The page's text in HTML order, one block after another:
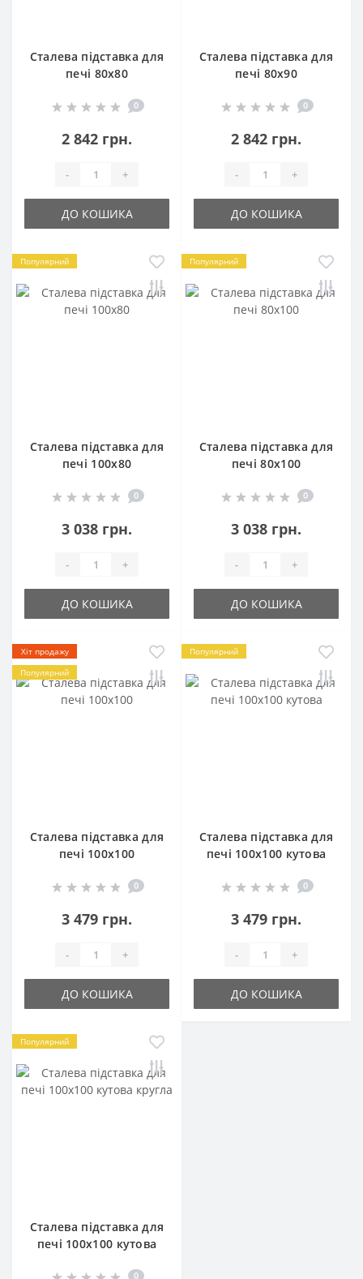
Сталева підставка для
печі 80х80
0
2 842 грн.
- +
ДО КОШИКА
Сталева підставка для
печі 80х90
0
2 842 грн.
- +
ДО КОШИКА
Популярний
Сталева підставка для
печі 100х80
0
3 038 грн.
- +
ДО КОШИКА
Популярний
Сталева підставка для
печі 80х100
0
3 038 грн.
- +
ДО КОШИКА
Хіт продажу
Популярний
Сталева підставка для
печі 100х100
0
3 479 грн.
- +
ДО КОШИКА
Популярний
Сталева підставка для
печі 100х100 кутова
0
3 479 грн.
- +
ДО КОШИКА
Популярний
Сталева підставка для
печі 100х100 кутова
0